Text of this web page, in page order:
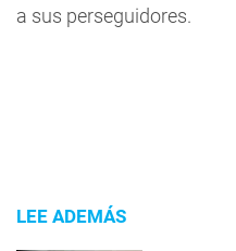
a sus perseguidores.
LEE ADEMÁS